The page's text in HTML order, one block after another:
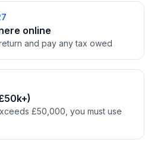
online
and pay any tax owed
£50,000, you must use